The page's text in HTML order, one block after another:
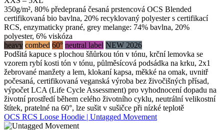
350g/m², 80% předepraná česaná prstencová OCS Blended
certifikovaná bio bavlna, 20% recyklovaný polyester s certifikací
RCS, enzymaticky prané, grey melange: 74% bavlna, 20%
polyester, 6% viskóza
heavy combed 60° neutral label NEW 2026
Podšitá kapuce s plochou šňůrkou tón v tónu, krční lemovka se
vzorem rybí kosti tón v tónu, půlměsícová podsádka na krku, 2x1
žebrované manžety a lem, klokaní kapsa, měkké na omak, uvnitř
počesaná, certifikovaná veganská výroba bez živočišných přísad,
výpočet LCA (Life Cycle Assessment) pro vyhodnocení dopadu na
životní prostředí během celého životního cyklu, neutrální velikostní
štítek, pratelné na 60°, lze sušit v sušičce při nízké teplotě
OCS RCS Loose Hoodie | Untagged Movement